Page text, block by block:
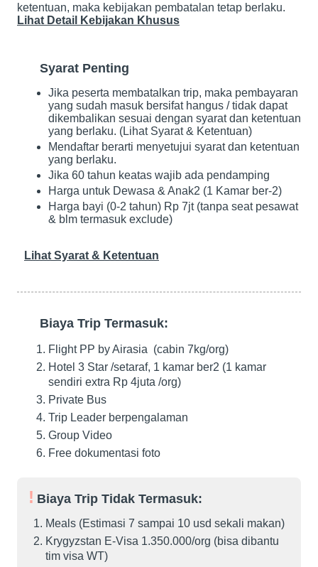
ketentuan, maka kebijakan pembatalan tetap berlaku.
Lihat Detail Kebijakan Khusus
Syarat Penting
Jika peserta membatalkan trip, maka pembayaran
yang sudah masuk bersifat hangus / tidak dapat
dikembalikan sesuai dengan syarat dan ketentuan
yang berlaku. (Lihat Syarat & Ketentuan)
Mendaftar berarti menyetujui syarat dan ketentuan
yang berlaku.
Jika 60 tahun keatas wajib ada pendamping
Harga untuk Dewasa & Anak2 (1 Kamar ber-2)
Harga bayi (0-2 tahun) Rp 7jt (tanpa seat pesawat
& blm termasuk exclude)
Lihat Syarat & Ketentuan
Biaya Trip Termasuk:
Flight PP by Airasia (cabin 7kg/org)
Hotel 3 Star /setaraf, 1 kamar ber2 (1 kamar
sendiri extra Rp 4juta /org)
Private Bus
Trip Leader berpengalaman
Group Video
Free dokumentasi foto
Biaya Trip Tidak Termasuk:
Meals (Estimasi 7 sampai 10 usd sekali makan)
Krygyzstan E-Visa 1.350.000/org (bisa dibantu
tim visa WT)